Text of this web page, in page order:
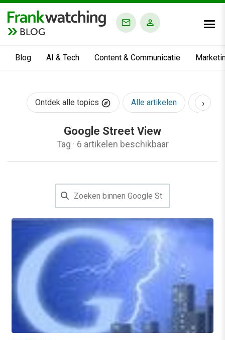
BLOG
Blog AI & Tech Content & Communicatie
Ontdek alle topics Alle artikelen AI &
›
Google Street View
Tag · 6 artikelen beschikbaar